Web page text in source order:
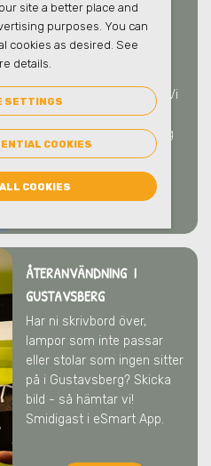
Vi tar hand om ert farliga
avfall på ett säkert och
och miljö
i Gustavsberg
. Vi
bistår gärna med
rådgivning kring hantering
ÅTERANVÄNDNING I
GUSTAVSBERG
Har ni skrivbord över,
lampor som inte passar
eller stolar som ingen sitter
på i Gustavsberg? Skicka
bild - så hämtar vi!
Smidigast i eSmart App.
site a better place and
purposes. You can
cookies as desired. See
details.
SETTINGS
COOKIES
COOKIES